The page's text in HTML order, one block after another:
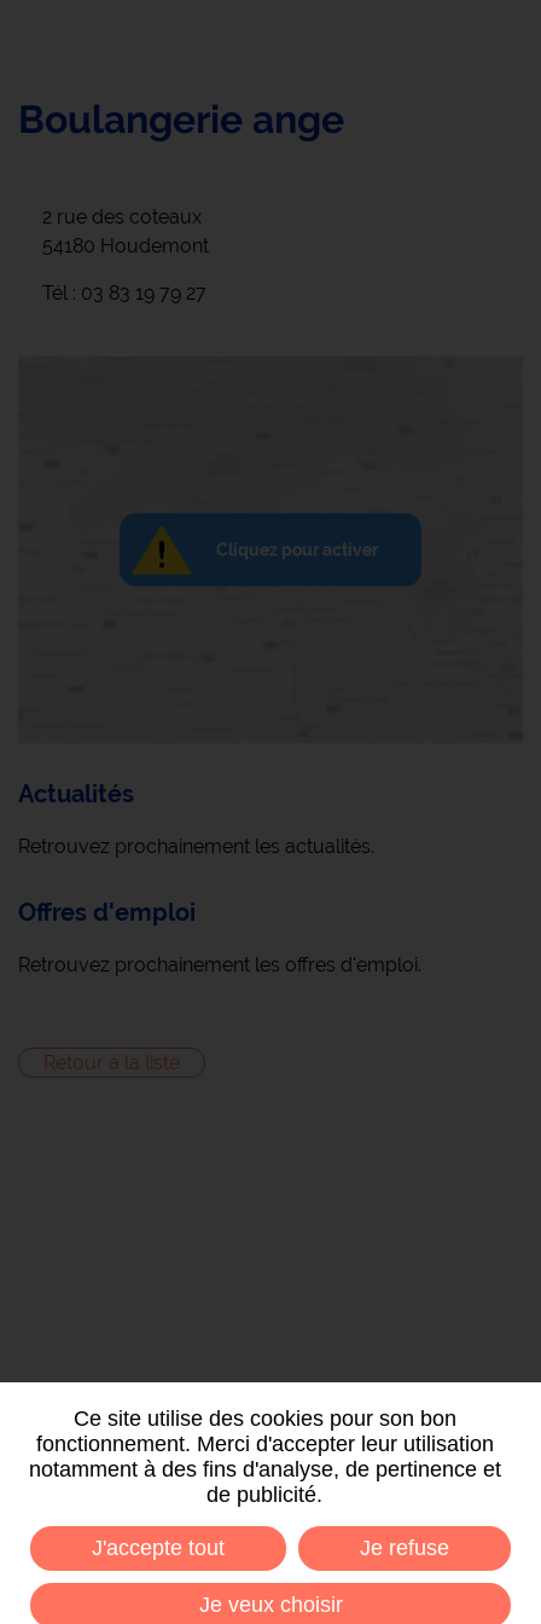
Boulangerie ange
2 rue des coteaux
54180 Houdemont
Tél : 03 83 19 79 27
Cliquez pour activer
Actualités
Retrouvez prochainement les actualités.
Offres d'emploi
Retrouvez prochainement les offres d'emploi.
Retour à la liste
(du lundi au vendredi de 8h à 12h)
CONTACTEZ-NOUS
Ce site utilise des cookies pour son bon
fonctionnement. Merci d'accepter leur utilisation
notamment à des fins d'analyse, de pertinence et
de publicité.
J'accepte tout Je refuse
Je veux choisir